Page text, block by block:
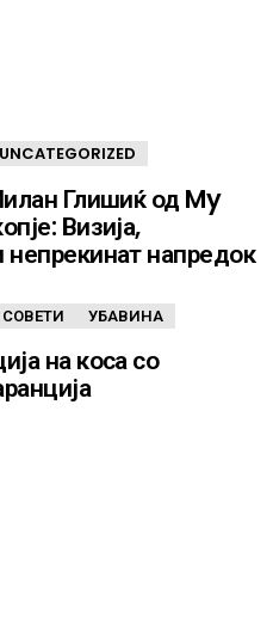
UNCATEGORIZED
Глишиќ од My
Визија,
напредок
СОВЕТИ УБАВИНА
на коса со